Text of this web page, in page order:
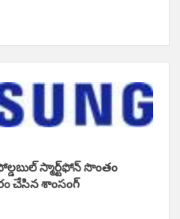
స్మార్ట్‌ఫోన్ సొంతం
చేసిన శాంసంగ్